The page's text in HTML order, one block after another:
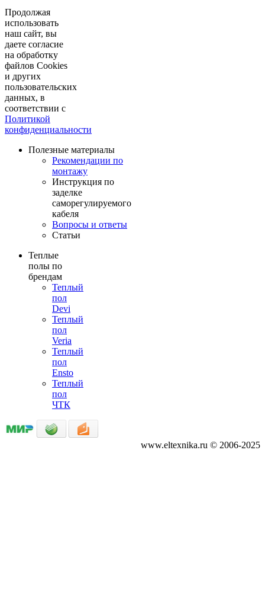
Продолжая
использовать
наш сайт, вы
даете согласие
на обработку
файлов Cookies
и других
пользовательских
данных, в
соответствии с
Политикой
конфиденциальности
Полезные материалы
Рекомендации по
монтажу
Инструкция по
заделке
саморегулируемого
кабеля
Вопросы и ответы
Статьи
Теплые
полы по
брендам
Теплый
пол
Devi
Теплый
пол
Veria
Теплый
пол
Ensto
Теплый
пол
ЧТК
www.eltexnika.ru © 2006-2025